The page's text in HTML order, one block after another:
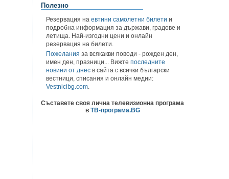
Полезно
Резервация на евтини самолетни билети и
подробна информация за държави, градове и
летища. Най-изгодни цени и онлайн
резервация на билети.
Пожелания за всякакви поводи - рожден ден,
имен ден, празници... Вижте последните
новини от днес в сайта с всички български
вестници, списания и онлайн медии:
Vestnicibg.com.
Съставете своя лична телевизионна програма
в ТВ-програма.BG